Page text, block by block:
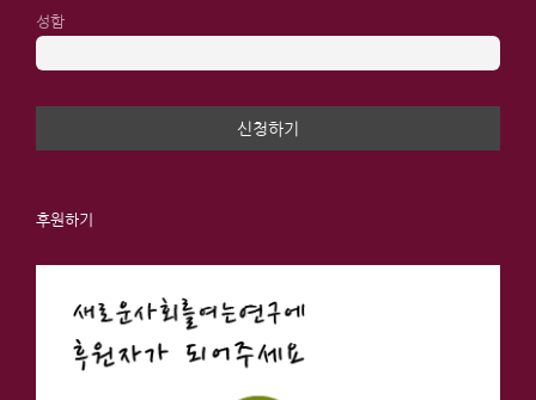
성함
후원하기